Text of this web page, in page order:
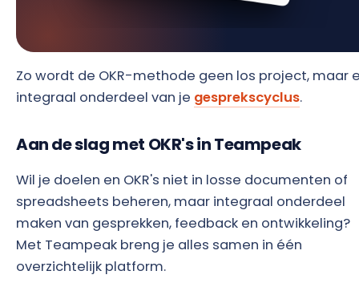
Zo wordt de OKR-methode geen los project, maar
integraal onderdeel van je gesprekscyclus.
Aan de slag met OKR's in Teampeak
Wil je doelen en OKR's niet in losse documenten of
spreadsheets beheren, maar integraal onderdeel
maken van gesprekken, feedback en ontwikkeling?
Met Teampeak breng je alles samen in één
overzichtelijk platform.